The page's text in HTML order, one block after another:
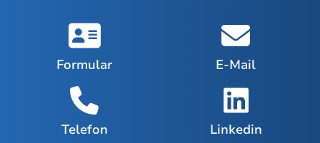
Formular E-Mail
Telefon Linkedin